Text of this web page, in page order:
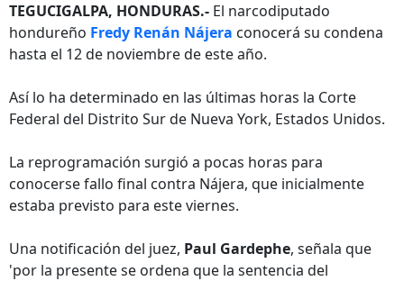
TEGUCIGALPA, HONDURAS.- El narcodiputado
hondureño Fredy Renán Nájera conocerá su condena
hasta el 12 de noviembre de este año.
Así lo ha determinado en las últimas horas la Corte
Federal del Distrito Sur de Nueva York, Estados Unidos.
La reprogramación surgió a pocas horas para
conocerse fallo final contra Nájera, que inicialmente
estaba previsto para este viernes.
Una notificación del juez, Paul Gardephe, señala que
'por la presente se ordena que la sentencia del